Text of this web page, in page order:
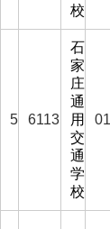
校
5 6113
石
家
庄
通
用
交
通
学
校
01